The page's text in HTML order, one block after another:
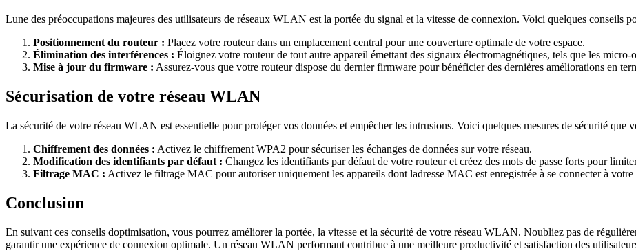
Lune des préoccupations majeures des utilisateurs de réseaux WLAN est la portée du signal et la vitesse de connexion. Voici quelques conseils
Positionnement du routeur : Placez votre routeur dans un emplacement central pour une couverture optimale de votre espace.
Élimination des interférences : Éloignez votre routeur de tout autre appareil émettant des signaux électromagnétiques, tels que les micro-
Mise à jour du firmware : Assurez-vous que votre routeur dispose du dernier firmware pour bénéficier des dernières améliorations en
Sécurisation de votre réseau WLAN
La sécurité de votre réseau WLAN est essentielle pour protéger vos données et empêcher les intrusions. Voici quelques mesures de sécurité que
Chiffrement des données : Activez le chiffrement WPA2 pour sécuriser les échanges de données sur votre réseau.
Modification des identifiants par défaut : Changez les identifiants par défaut de votre routeur et créez des mots de passe forts pour
Filtrage MAC : Activez le filtrage MAC pour autoriser uniquement les appareils dont ladresse MAC est enregistrée à se connecter à votre
Conclusion
En suivant ces conseils doptimisation, vous pourrez améliorer la portée, la vitesse et la sécurité de votre réseau WLAN. Noubliez pas de
garantir une expérience de connexion optimale. Un réseau WLAN performant contribue à une meilleure productivité et satisfaction des